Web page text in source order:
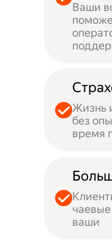
Ваши
Жизнь
без
время
ваши